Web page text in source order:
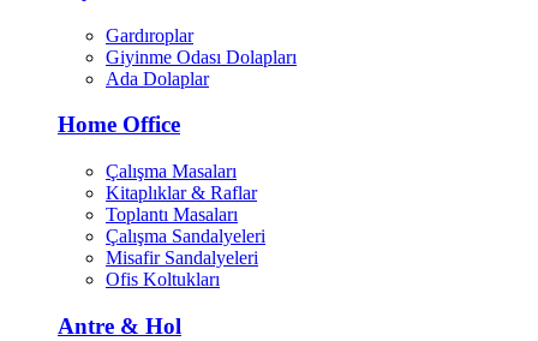
Gardıroplar
Giyinme Odası Dolapları
Ada Dolaplar
Home Office
Çalışma Masaları
Kitaplıklar & Raflar
Toplantı Masaları
Çalışma Sandalyeleri
Misafir Sandalyeleri
Ofis Koltukları
Antre & Hol